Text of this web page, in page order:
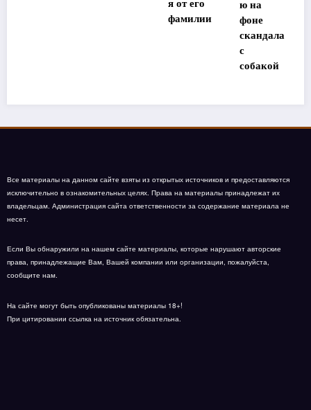
ю на
фоне
ы
«Дома-2»
Все материалы на данном сайте взяты из открытых источников и предоставляются
исключительно в ознакомительных целях. Права на материалы принадлежат их
владельцам. Администрация сайта ответственности за содержание материала не
несет.
Если Вы обнаружили на нашем сайте материалы, которые нарушают авторские
права, принадлежащие Вам, Вашей компании или организации, пожалуйста,
сообщите нам.
На сайте могут быть опубликованы материалы 18+!
При цитировании ссылка на источник обязательна.